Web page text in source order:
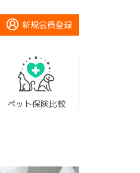
新規会員登録
ペット保険比較